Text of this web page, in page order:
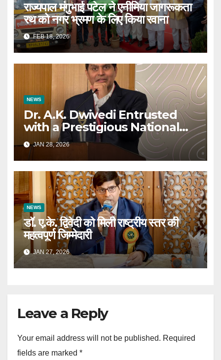
राज्यपाल मंगुभाई पटेल ने एनीमिया जागरूकता
रथ को नगर भ्रमण के लिए किया रवाना
FEB 18, 2026
NEWS
Dr. A.K. Dwivedi Entrusted
with a Prestigious National
Responsibility
JAN 28, 2026
NEWS
डॉ. ए.के. द्विवेदी को मिली राष्ट्रीय स्तर की
महत्वपूर्ण जिम्मेदारी
JAN 27, 2026
Leave a Reply
Your email address will not be published. Required
fields are marked *